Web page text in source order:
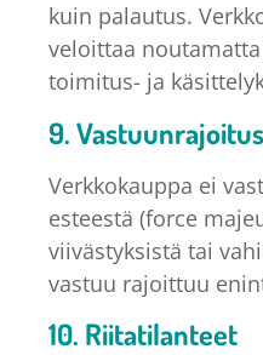
kuin palautus.
veloittaa
toimitus- ja
9. Vastuunrajoitus
Verkkokauppa ei
esteestä (force
viivästyksistä tai
vastuu rajoittuu
10. Riitatilanteet